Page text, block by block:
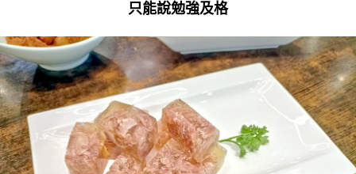
只能說勉強及格